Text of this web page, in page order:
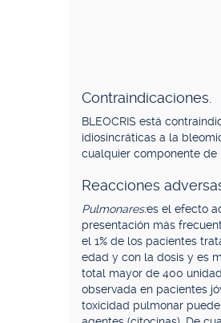
Contraindicaciones.
BLEOCRIS está
idiosincráticas a la
cualquier componente de
Reacciones
Pulmonares:es el efecto
presentación más
el 1% de los pacientes
edad y con la dosis y es
total mayor de 400
observada en pacientes
toxicidad pulmonar